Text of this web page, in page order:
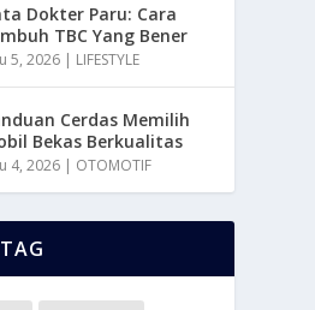
Dokter Paru: Cara
TBC Yang Bener
5, 2026 | LIFESTYLE
Cerdas Memilih
Bekas Berkualitas
4, 2026 | OTOMOTIF